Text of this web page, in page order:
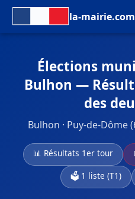
la-mairie.com
Élections
Bulhon —
des
Bulhon · Puy-de-Dôme
📊 Résultats 1er tour
🗳️ 1 liste (T1)